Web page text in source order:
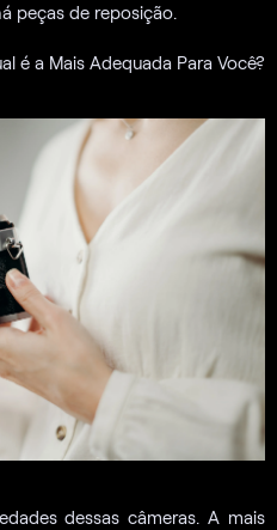
peças de reposição.
é a Mais Adequada Para Você?
dessas câmeras. A mais